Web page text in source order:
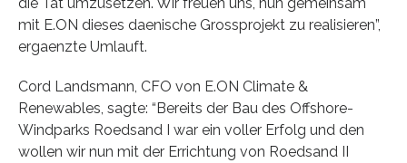
mit E.ON dieses daenische Grossprojekt zu realisieren”,
ergaenzte Umlauft.
Cord Landsmann, CFO von E.ON Climate &
Renewables, sagte: “Bereits der Bau des Offshore-
Windparks Roedsand I war ein voller Erfolg und den
wollen wir nun mit der Errichtung von Roedsand II